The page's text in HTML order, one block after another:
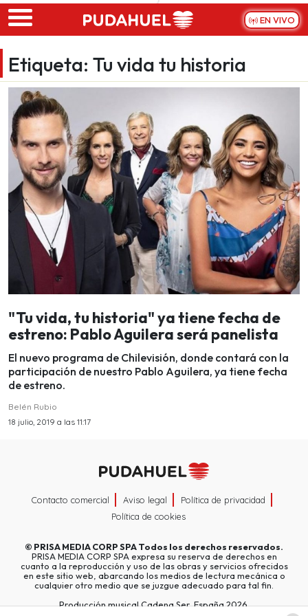
Skip to main content
EN VIVO
Etiqueta: Tu vida tu historia
"Tu vida, tu historia" ya tiene fecha de
estreno: Pablo Aguilera será panelista
El nuevo programa de Chilevisión, donde contará con la
participación de nuestro Pablo Aguilera, ya tiene fecha
de estreno.
Belén Rubio
18 julio, 2019 a las 11:17
Contacto comercial Aviso legal
Política de privacidad
Política de cookies
© PRISA MEDIA CORP SPATodos los derechos reservados.
PRISA MEDIA CORP SPA expresa su reserva de derechos en
cuanto a la reproducción y uso de las obras y servicios ofrecidos
en este sitio web, abarcando los medios de lectura mecánica o
cualquier otro medio que se juzgue adecuado para tal fin.
Producción musical Cadena Ser, España 2026.